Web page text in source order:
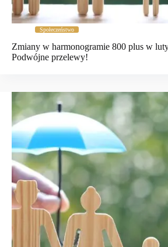
Społeczeństwo
Zmiany w harmonogramie 800 plus w
Podwójne przelewy!